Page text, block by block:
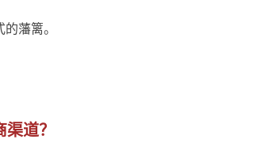
藩篱。
道？